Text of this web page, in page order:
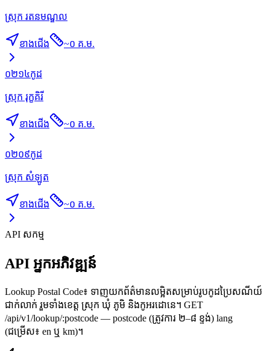
ស្រុក រតនមណ្ឌល
ខាងជើង ~០ គ.ម.
០២១៤កូដ
ស្រុក រុក្ខគិរី
ខាងជើង ~០ គ.ម.
០២០៩កូដ
ស្រុក សំឡូត
ខាងជើង ~០ គ.ម.
API សកម្ម
API អ្នកអភិវឌ្ឍន៍
Lookup Postal Code៖ ទាញយកព័ត៌មានលម្អិតសម្រាប់រូបកូដប្រៃសណីយ៍
ជាក់លាក់ រួមទាំងខេត្ត ស្រុក ឃុំ ភូមិ និងកូអរដោនេ។ GET
/api/v1/lookup/:postcode — postcode (ត្រូវការ ២–៨ ខ្ទង់) lang
(ជម្រើស៖ en ឬ km)។